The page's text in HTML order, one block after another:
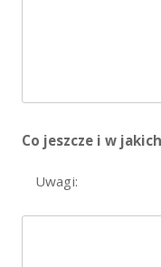
Co jeszcze i w
Uwagi: